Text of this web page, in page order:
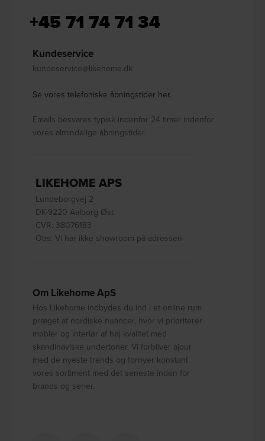
+45 71 74 71 34
Kundeservice
kundeservice@likehome.dk
Se vores telefoniske åbningstider her.
Emails besvares typisk indenfor 24 timer indenfor
vores almindelige åbningstider.
LIKEHOME APS
Lundeborgvej 2
DK-9220 Aalborg Øst
CVR: 38076183
Obs: Vi har ikke showroom på adressen
Om Likehome ApS
Hos Likehome indbydes du ind i et online rum
præget af nordiske nuancer, hvor vi prioriterer
møbler og interiør af høj kvalitet med
skandinaviske undertoner. Vi forbliver ajour
med de nyeste trends og fornyer konstant
vores sortiment med det seneste inden for
brands og serier.